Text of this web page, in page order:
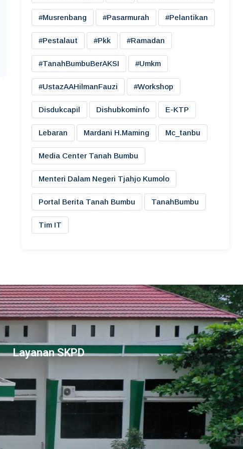
#musrenbang #pasarmurah #pelantikan
#pestalaut #pkk #ramadan
#TanahBumbuBerAKSI #umkm
#UstazAAHilmanFauzi #workshop
Disdukcapil Dishubkominfo E-KTP
Lebaran Mardani H.maming Mc_tanbu
Media Center Tanah Bumbu
Menteri Dalam Negeri Tjahjo Kumolo
Portal Berita Tanah Bumbu TanahBumbu
Tim IT
Layanan SKPD